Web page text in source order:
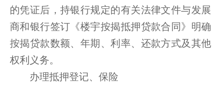
的凭证后，持银行规定的有关法律文件与发展
商和银行签订《楼宇按揭抵押贷款合同》明确
按揭贷款数额、年期、利率、还款方式及其他
权利义务。
办理抵押登记、保险